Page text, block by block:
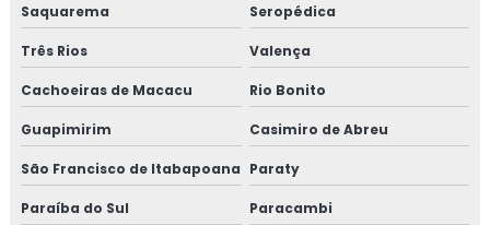
Isolamento fibra cerâmica
Isolamento industrial
Isolamento lã de rocha
Saquarema Seropédica
Três Rios Valença
Cachoeiras de Macacu Rio Bonito
Guapimirim Casimiro de Abreu
São Francisco de Itabapoana Paraty
Paraíba do Sul Paracambi